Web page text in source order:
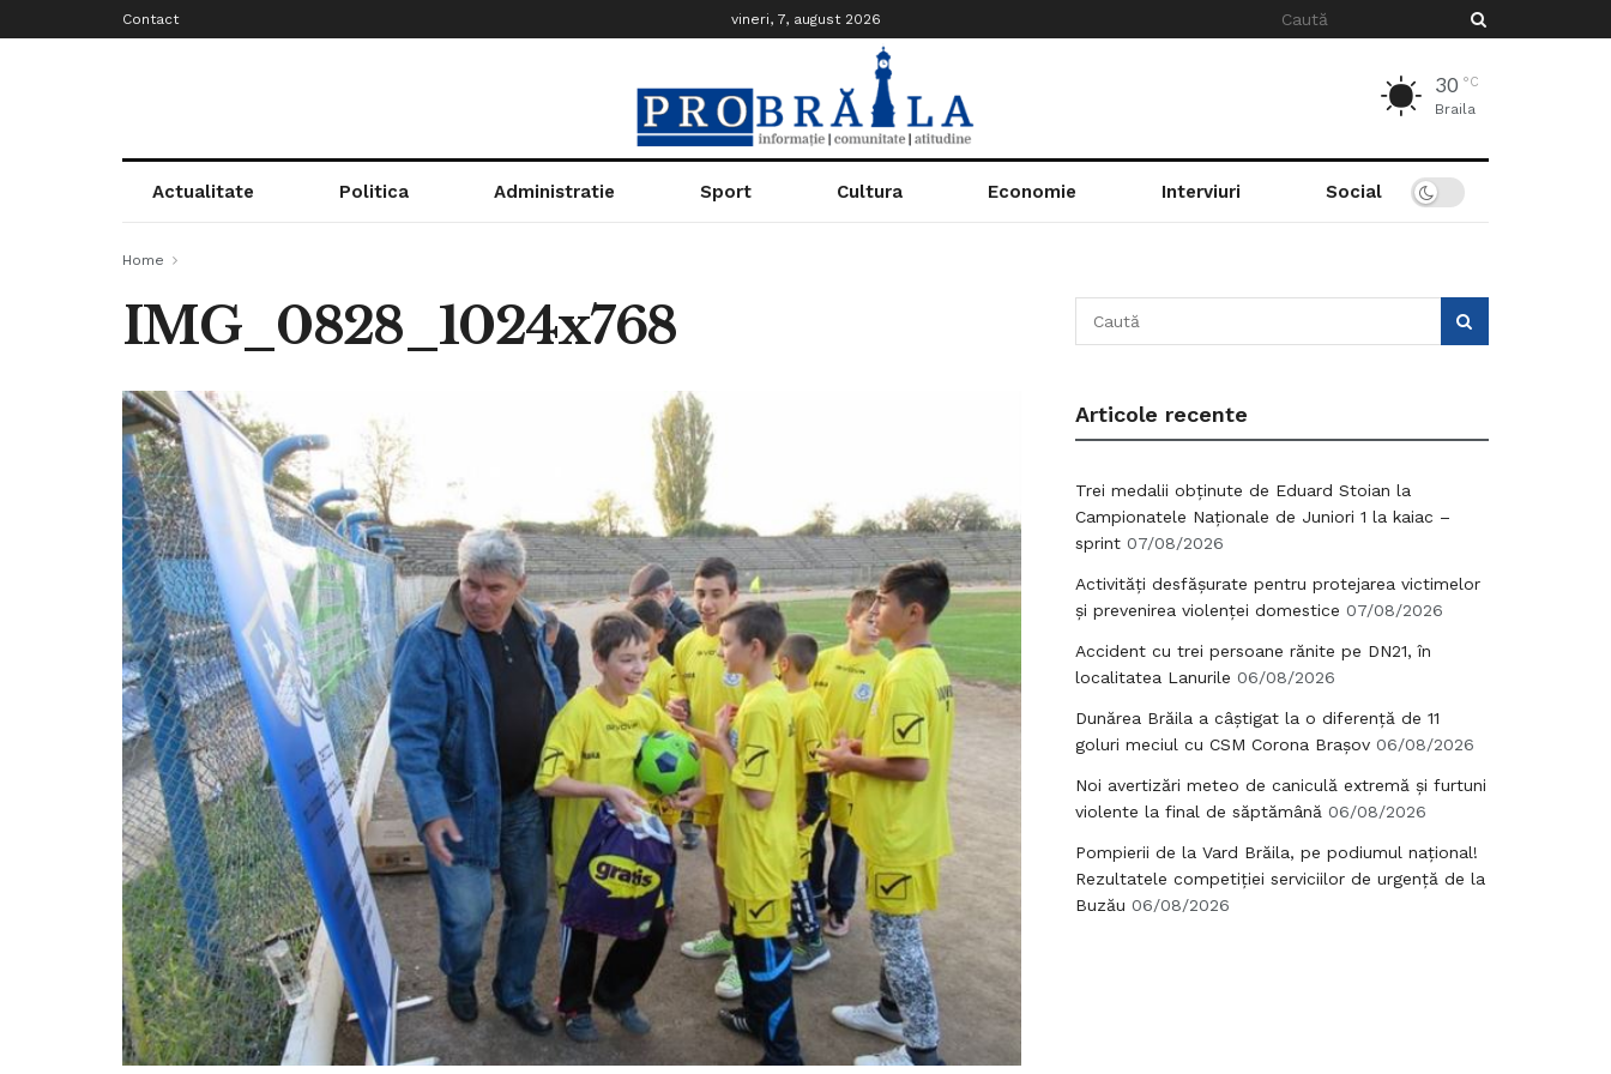
Contact vineri, 7, august 2026
30 °C
Braila
Actualitate Politica Administratie Sport Cultura Economie Interviuri Social
Home
IMG_0828_1024x768
Articole recente
Trei medalii obținute de Eduard Stoian la
Campionatele Naționale de Juniori 1 la kaiac –
sprint 07/08/2026
Activități desfășurate pentru protejarea victimelor
și prevenirea violenței domestice 07/08/2026
Accident cu trei persoane rănite pe DN21, în
localitatea Lanurile 06/08/2026
Dunărea Brăila a câștigat la o diferență de 11
goluri meciul cu CSM Corona Brașov 06/08/2026
Noi avertizări meteo de caniculă extremă și furtuni
violente la final de săptămână 06/08/2026
Pompierii de la Vard Brăila, pe podiumul național!
Rezultatele competiției serviciilor de urgență de la
Buzău 06/08/2026